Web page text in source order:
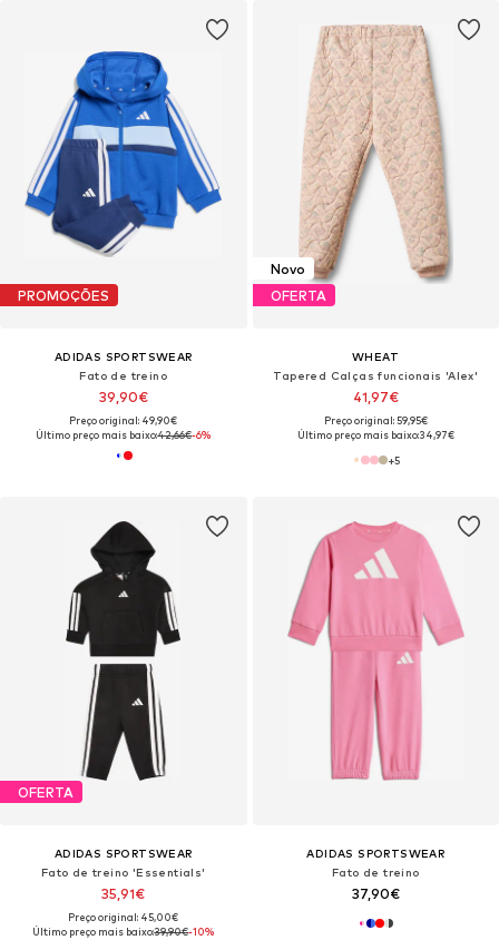
PROMOÇÕES
ADIDAS SPORTSWEAR
Fato de treino
39,90€
Preço original: 49,90€
Último preço mais baixo:42,66€-6%
Novo
OFERTA
WHEAT
Tapered Calças funcionais 'Alex'
41,97€
Preço original: 59,95€
Último preço mais baixo:34,97€
+5
OFERTA
ADIDAS SPORTSWEAR
Fato de treino 'Essentials'
35,91€
Preço original: 45,00€
Último preço mais baixo:39,90€-10%
ADIDAS SPORTSWEAR
Fato de treino
37,90€